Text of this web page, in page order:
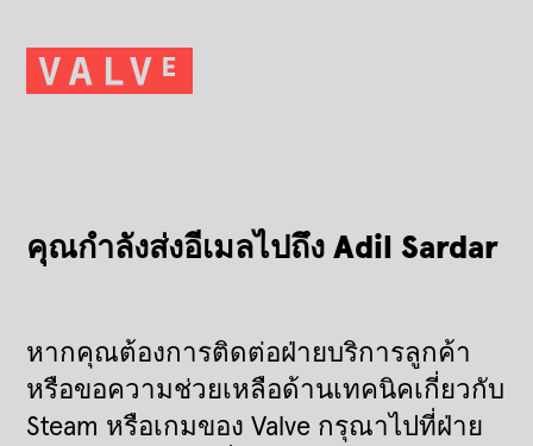
คุณกำลังส่งอีเมลไปถึง Adil Sardar
หากคุณต้องการติดต่อฝ่ายบริการลูกค้า
หรือขอความช่วยเหลือด้านเทคนิคเกี่ยวกับ
Steam หรือเกมของ Valve กรุณาไปที่ฝ่าย